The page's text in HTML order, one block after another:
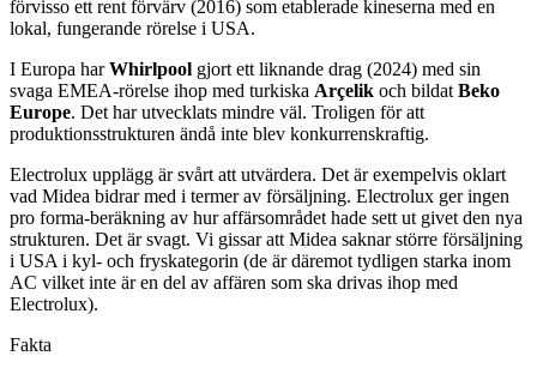
förvisso ett rent förvärv (2016) som etablerade kineserna med en
lokal, fungerande rörelse i USA.
I Europa harWhirlpool gjort ett liknande drag (2024) med sin
svaga EMEA-rörelse ihop med turkiska Arçelik och bildat Beko
Europe. Det har utvecklats mindre väl. Troligen för att
produktionsstrukturen ändå inte blev konkurrenskraftig.
Electrolux upplägg är svårt att utvärdera. Det är exempelvis oklart
vad Midea bidrar med i termer av försäljning. Electrolux ger ingen
pro forma-beräkning av hur affärsområdet hade sett ut givet den nya
strukturen. Det är svagt. Vi gissar att Midea saknar större försäljning
i USA i kyl- och fryskategorin (de är däremot tydligen starka inom
AC vilket inte är en del av affären som ska drivas ihop med
Electrolux).
Fakta